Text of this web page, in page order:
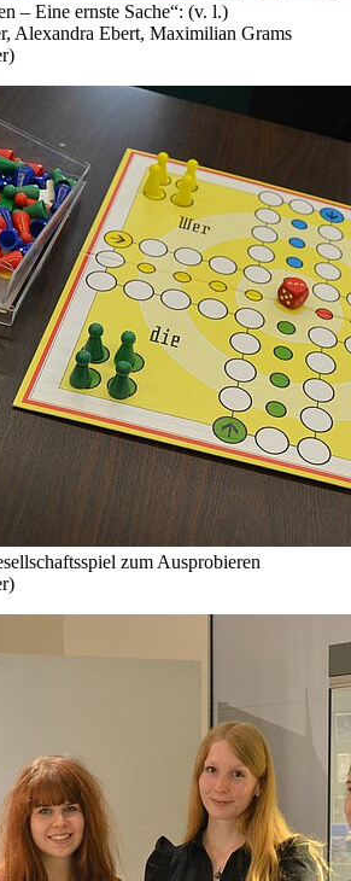
– Eine ernste Sache“: (v. l.)
Alexandra Ebert, Maximilian Grams
zum Ausprobieren